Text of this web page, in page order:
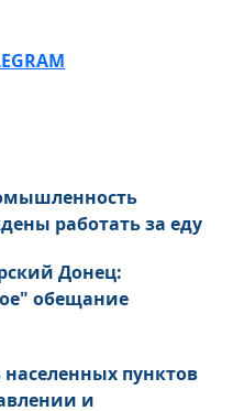
работать за еду
Донец:
обещание
пунктов
и